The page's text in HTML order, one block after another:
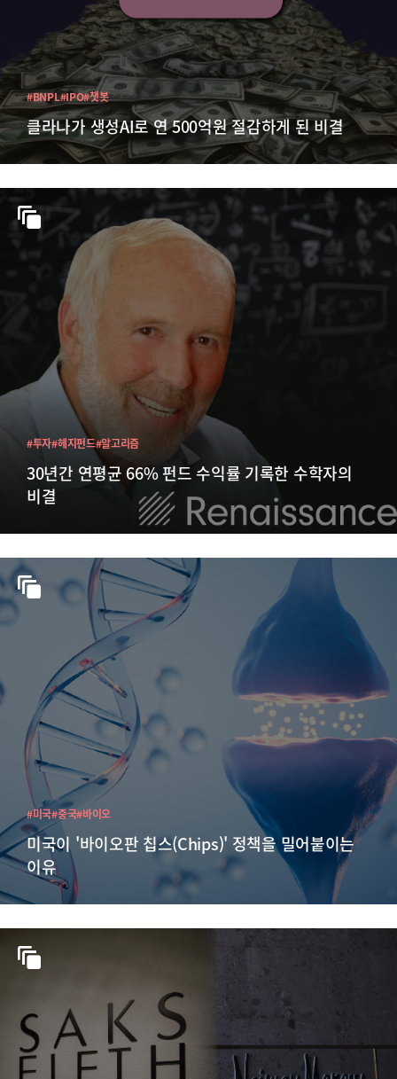
클라나가 생성AI로 연 500억원 절감하게 된 비결
#BNPL#IPO#챗봇
30년간 연평균 66% 펀드 수익률 기록한 수학자의
비결
#투자#헤지펀드#알고리즘
미국이 '바이오판 칩스(Chips)' 정책을 밀어붙이는
이유
#미국#중국#바이오